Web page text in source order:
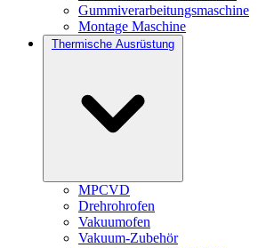
Gummiverarbeitungsmaschine
Montage Maschine
Thermische Ausrüstung
MPCVD
Drehrohrofen
Vakuumofen
Vakuum-Zubehör